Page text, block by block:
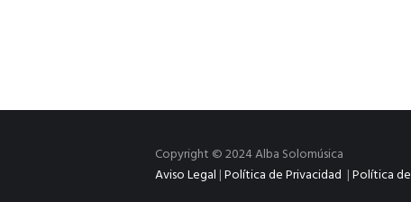
Copyright © 2024 Alba Solomúsica
Aviso Legal |Política de Privacidad |Política